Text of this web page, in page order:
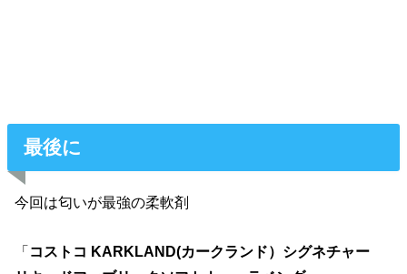
最後に
今回は匂いが最強の柔軟剤
「 コストコ KARKLAND(カークランド）シグネチャー